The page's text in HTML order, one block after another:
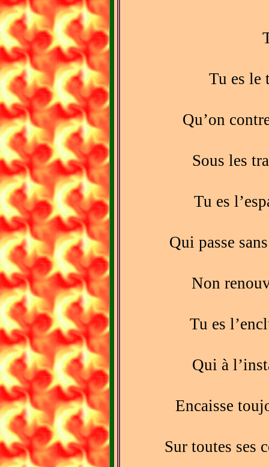
Tu es le
Qu’on
Sous les
Tu es
Qui passe
Non
Tu es
Qui à
Encaisse
Sur toutes ses